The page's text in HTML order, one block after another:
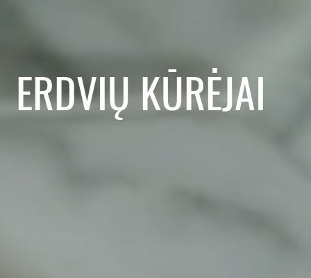
ERDVIŲ KŪRĖJAI